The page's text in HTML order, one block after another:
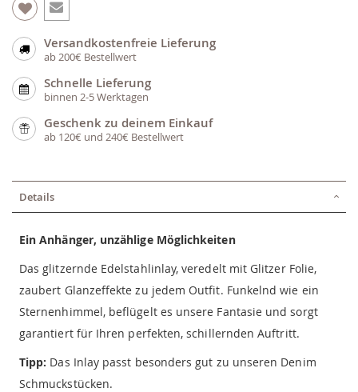
Versandkostenfreie Lieferung
ab 200€ Bestellwert
Schnelle Lieferung
binnen 2-5 Werktagen
Geschenk zu deinem Einkauf
ab 120€ und 240€ Bestellwert
Details
Ein Anhänger, unzählige Möglichkeiten
Das glitzernde Edelstahlinlay, veredelt mit Glitzer Folie,
zaubert Glanzeffekte zu jedem Outfit. Funkelnd wie ein
Sternenhimmel, beflügelt es unsere Fantasie und sorgt
garantiert für Ihren perfekten, schillernden Auftritt.
Tipp: Das Inlay passt besonders gut zu unseren Denim
Schmuckstücken.